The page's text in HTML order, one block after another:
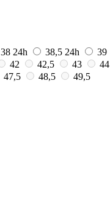
38 24h 38,5 24h
39
42 42,5 43
44
47,5 48,5
49,5